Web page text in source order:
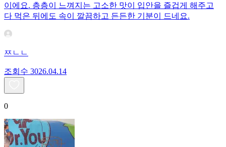
이에요. 층층이 느껴지는 고소한 맛이 입안을 즐겁게 해주고
다 먹은 뒤에도 속이 깔끔하고 든든한 기분이 드네요.
ㅉㄴㄴ
조회수 3026.04.14
0